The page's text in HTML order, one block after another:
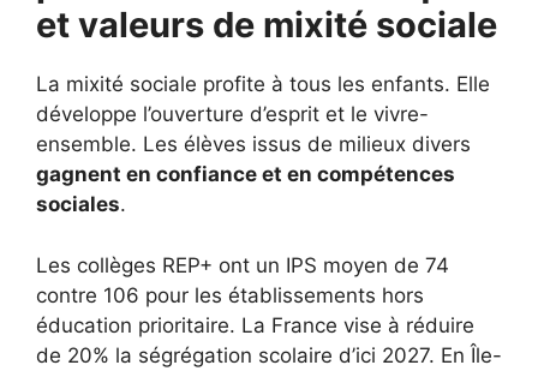
et valeurs de mixité sociale
La mixité sociale profite à tous les enfants. Elle
développe l’ouverture d’esprit et le vivre-
ensemble. Les élèves issus de milieux divers
gagnent en confiance et en compétences
sociales.
Les collèges REP+ ont un IPS moyen de 74
contre 106 pour les établissements hors
éducation prioritaire. La France vise à réduire
de 20% la ségrégation scolaire d’ici 2027. En Île-